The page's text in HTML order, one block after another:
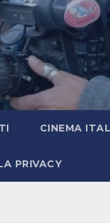
CINEMA
PRIVACY